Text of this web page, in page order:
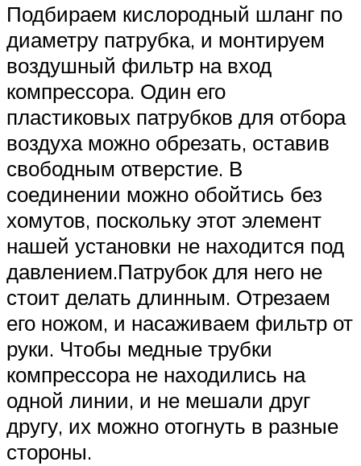
Подбираем кислородный шланг по
диаметру патрубка, и монтируем
воздушный фильтр на вход
компрессора. Один его
пластиковых патрубков для отбора
воздуха можно обрезать, оставив
свободным отверстие. В
соединении можно обойтись без
хомутов, поскольку этот элемент
нашей установки не находится под
давлением.Патрубок для него не
стоит делать длинным. Отрезаем
его ножом, и насаживаем фильтр от
руки. Чтобы медные трубки
компрессора не находились на
одной линии, и не мешали друг
другу, их можно отогнуть в разные
стороны.